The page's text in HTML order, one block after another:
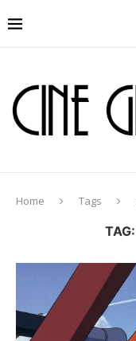
Home Tags
TAG: